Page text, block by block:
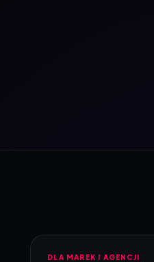
DLA MAREK I AGENCJI